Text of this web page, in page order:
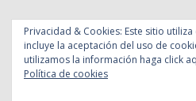
Privacidad & Cookies: Este sitio
incluye la aceptación del uso de
utilizamos la información haga click
Política de cookies